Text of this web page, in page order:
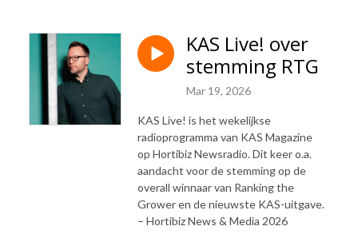
KAS Live! over
stemming RTG
Mar 19, 2026
KAS Live! is het wekelijkse
radioprogramma van KAS Magazine
op Hortibiz Newsradio. Dit keer o.a.
aandacht voor de stemming op de
overall winnaar van Ranking the
Grower en de nieuwste KAS-uitgave.
– Hortibiz News & Media 2026